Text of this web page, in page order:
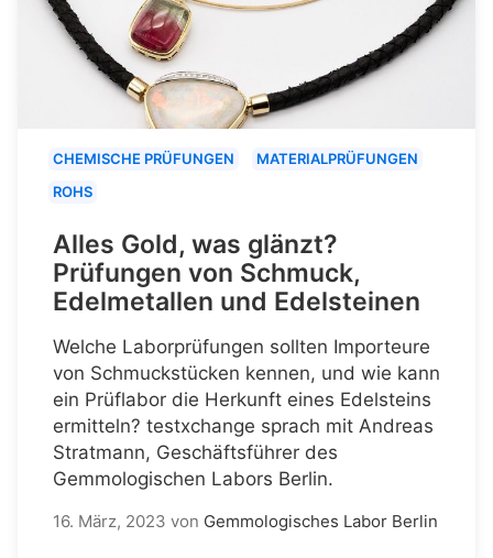
CHEMISCHE PRÜFUNGEN
MATERIALPRÜFUNGEN
ROHS
Alles Gold, was glänzt?
Prüfungen von Schmuck,
Edelmetallen und Edelsteinen
Welche Laborprüfungen sollten Importeure
von Schmuckstücken kennen, und wie kann
ein Prüflabor die Herkunft eines Edelsteins
ermitteln? testxchange sprach mit Andreas
Stratmann, Geschäftsführer des
Gemmologischen Labors Berlin.
16. März, 2023 von Gemmologisches Labor Berlin